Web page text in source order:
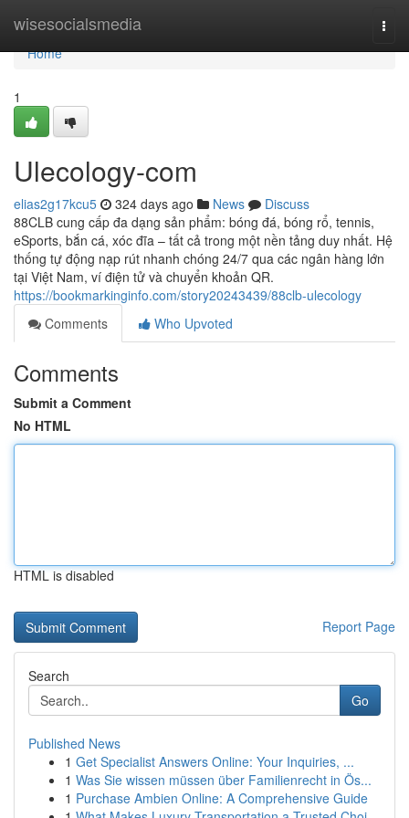
wisesocialsmedia
Home
Home
1
Ulecology-com
elias2g17kcu5 324 days ago News
Discuss
88CLB cung cấp đa dạng sản phẩm: bóng đá, bóng rổ, tennis,
eSports, bắn cá, xóc đĩa – tất cả trong một nền tảng duy nhất. Hệ
thống tự động nạp rút nhanh chóng 24/7 qua các ngân hàng lớn
tại Việt Nam, ví điện tử và chuyển khoản QR.
https://bookmarkinginfo.com/story20243439/88clb-ulecology
Comments
Who Upvoted
Comments
Submit a Comment
No HTML
HTML is disabled
Report Page
Search
Go
Published News
1 Get Specialist Answers Online: Your Inquiries, ...
1 Was Sie wissen müssen über Familienrecht in Ös...
1 Purchase Ambien Online: A Comprehensive Guide